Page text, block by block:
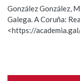
BUSCAR NO
Nas definicións
Nome
González González,
Galega. A Coruña:
<https://